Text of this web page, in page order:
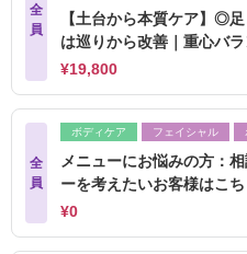
全
員
【土台から本質ケア】◎
は巡りから改善｜重心バ
¥19,800
全
員
ボディケア フェイシャル
メニューにお悩みの方：
ーを考えたいお客様はこ
¥0